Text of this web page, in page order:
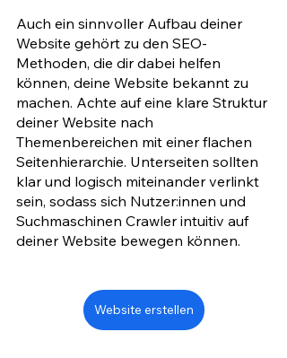
Auch ein sinnvoller Aufbau deiner
Website gehört zu den SEO-
Methoden, die dir dabei helfen
können, deine Website bekannt zu
machen. Achte auf eine klare Struktur
deiner Website nach
Themenbereichen mit einer flachen
Seitenhierarchie. Unterseiten sollten
klar und logisch miteinander verlinkt
sein, sodass sich Nutzer:innen und
Suchmaschinen Crawler intuitiv auf
deiner Website bewegen können.
Website erstellen